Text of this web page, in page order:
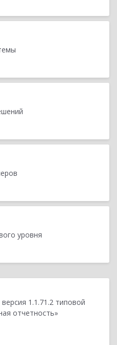
уровня
1.1.71.2 типовой
отчетность»